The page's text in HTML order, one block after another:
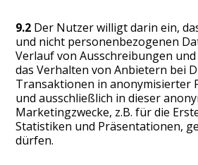
9.2 Der Nutzer willigt darin ein,
und nicht personenbezogenen
Verlauf von Ausschreibungen
das Verhalten von Anbietern bei
Transaktionen in anonymisierter
und ausschließlich in dieser
Marketingzwecke, z.B. für die
Statistiken und Präsentationen,
dürfen.